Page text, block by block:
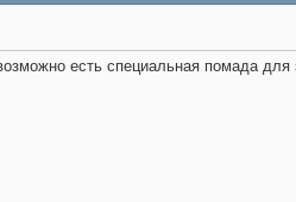
есть специальная помада